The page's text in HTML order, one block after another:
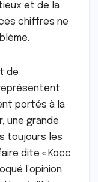
et de la
chiffres ne
de
portés à la
une grande
toujours les
dite « Kocc
l’opinion